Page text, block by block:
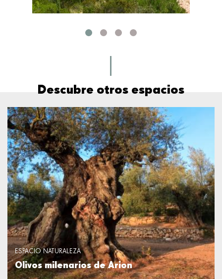
Descubre otros espacios
ESPACIO NATURALEZA
Olivos milenarios de Arion